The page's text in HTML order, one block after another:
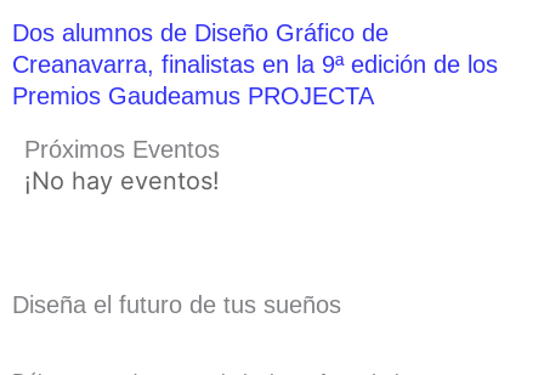
Dos alumnos de Diseño Gráfico de
Creanavarra, finalistas en la 9ª edición de los
Premios Gaudeamus PROJECTA
Próximos Eventos
¡No hay eventos!
Diseña el futuro de tus sueños